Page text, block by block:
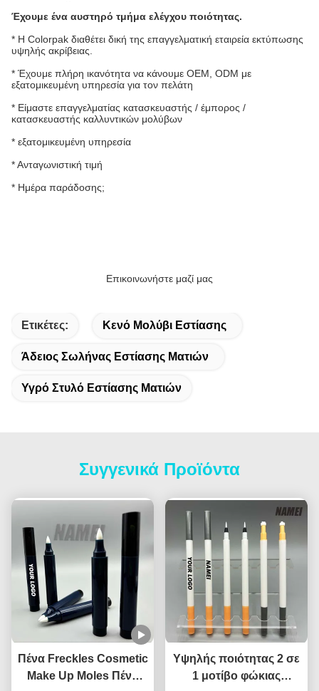
Έχουμε ένα αυστηρό τμήμα ελέγχου ποιότητας.
* Η Colorpak διαθέτει δική της επαγγελματική εταιρεία εκτύπωσης
υψηλής ακρίβειας.
* Έχουμε πλήρη ικανότητα να κάνουμε OEM, ODM με
εξατομικευμένη υπηρεσία για τον πελάτη
* Είμαστε επαγγελματίας κατασκευαστής / έμπορος /
κατασκευαστής καλλυντικών μολύβων
* εξατομικευμένη υπηρεσία
* Ανταγωνιστική τιμή
* Ημέρα παράδοσης;
Επικοινωνήστε μαζί μας
Ετικέτες: Κενό Μολύβι Εστίασης
Άδειος Σωλήνας Εστίασης Ματιών
Υγρό Στυλό Εστίασης Ματιών
Συγγενικά Προϊόντα
Πένα Freckles Cosmetic
Make Up Moles Πένα
Υψηλής ποιότητας 2 σε
1 μοτίβο φώκιας